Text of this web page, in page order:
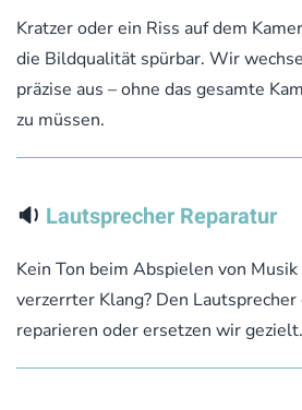
Kratzer oder ein Riss auf dem
die Bildqualität spürbar. Wir
präzise aus – ohne das gesamte
zu müssen.
🔉 Lautsprecher Reparatur
Kein Ton beim Abspielen von
verzerrter Klang? Den
reparieren oder ersetzen wir gezielt.